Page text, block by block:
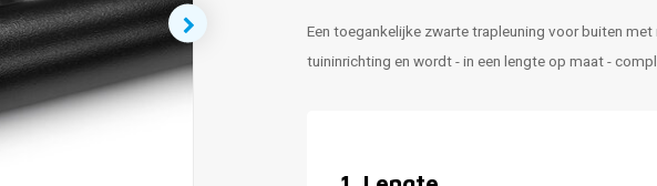
Een toegankelijke zwarte trapleuning voor buiten
tuininrichting en wordt - in een lengte op maat -